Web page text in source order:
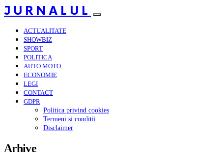
JURNALUL
ACTUALITATE
SHOWBIZ
SPORT
POLITICA
AUTO MOTO
ECONOMIE
LEGI
CONTACT
GDPR
Politica privind cookies
Termeni si conditii
Disclaimer
Arhive